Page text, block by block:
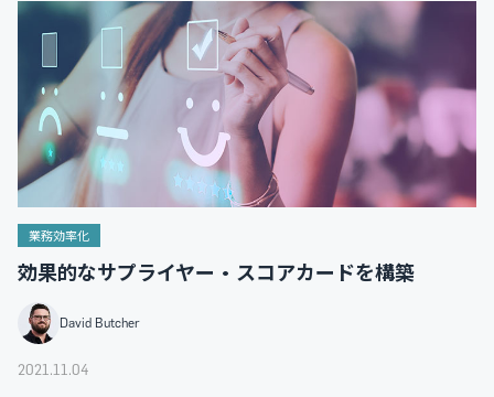
業務効率化
効果的なサプライヤー・スコアカードを構築
David Butcher
2021.11.04